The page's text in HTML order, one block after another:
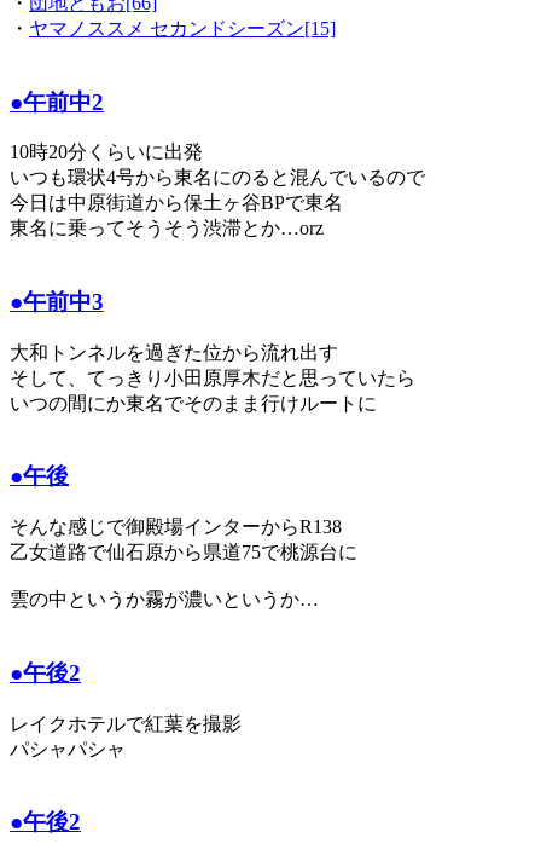
・ ヤマノススメ セカンドシーズン[15]
●午前中2
10時20分くらいに出発
いつも環状4号から東名にのると混んでいるので
今日は中原街道から保土ヶ谷BPで東名
東名に乗ってそうそう渋滞とか…orz
●午前中3
大和トンネルを過ぎた位から流れ出す
そして、てっきり小田原厚木だと思っていたら
いつの間にか東名でそのまま行けルートに
●午後
そんな感じで御殿場インターからR138
乙女道路で仙石原から県道75で桃源台に
雲の中というか霧が濃いというか…
●午後2
レイクホテルで紅葉を撮影
パシャパシャ
●午後2